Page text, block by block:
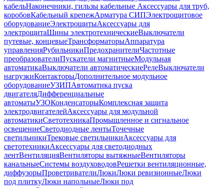
кабельНаконечники, гильзы кабельные Аксессуары для труб,
коробовКабельный крепежАрматура СИПЭлектрощитовое
оборудованиеЭлектрощитыАксессуары для
электрощитаШины электротехническиеВыключатели
путевые, концевыеТрансформаторыАппаратура
управленияРубильникиПредохранителиЧастотные
преобразователиПускатели магнитныеМодульная
автоматикаВыключатели автоматическиеРелеВыключатели
нагрузкиКонтакторыДополнительное модульное
оборудованиеУЗИПАвтоматика пуска
двигателяДифференциальные
автоматыУЗОКонденсаторыКомплексная защита
электродвигателейАксессуары для модульной
автоматикиСветотехникаПромышленное и сигнальное
освещениеСветодиодные лентыТочечные
светильникиТрековые светильникиАксессуары для
светотехникиАксессуары для светодиодных
лентВентиляцияВентиляторы вытяжныеВентиляторы
канальныеСистемы воздуховодовРешетки вентиляционные,
диффузорыПроветривателиЛюкиЛюки ревизионныеЛюки
под плиткуЛюки напольныеЛюки под